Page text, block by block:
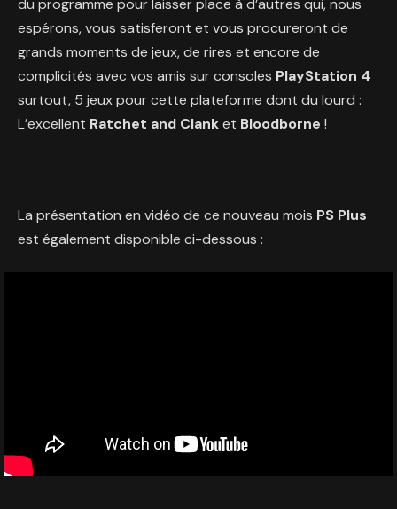
espérons, vous satisferont et vous procureront de
grands moments de jeux, de rires et encore de
complicités avec vos amis sur consoles PlayStation 4
surtout, 5 jeux pour cette plateforme dont du lourd :
L’excellent Ratchet and Clanket Bloodborne !
La présentation en vidéo de ce nouveau mois PS Plus
est également disponible ci-dessous :